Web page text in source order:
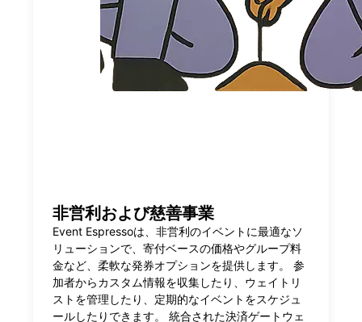
非営利および慈善事業
Event Espressoは、非営利のイベントに最適なソ
リューションで、寄付ベースの価格やグループ料
金など、柔軟な発券オプションを提供します。 参
加者からカスタム情報を収集したり、ウェイトリ
ストを管理したり、定期的なイベントをスケジュ
ールしたりできます。 統合された決済ゲートウェ